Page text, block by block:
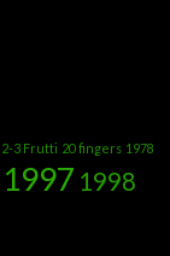
2-3 Frutti 20 fingers 1978
1997 1998